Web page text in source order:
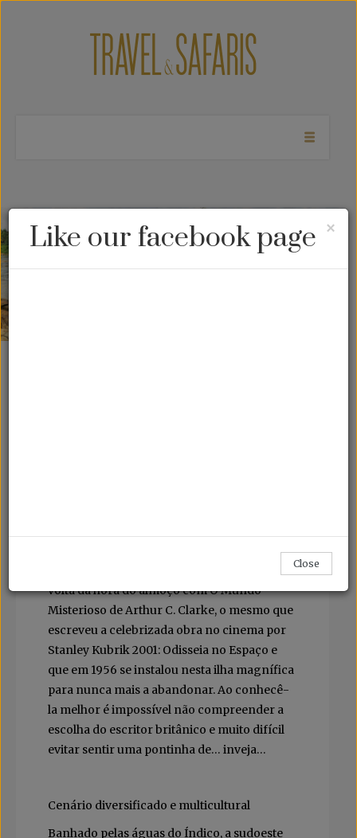
volta da hora do almoço com O Mundo
Misterioso de Arthur C. Clarke, o mesmo que
escreveu a celebrizada obra no cinema por
Stanley Kubrik 2001: Odisseia no Espaço e
que em 1956 se instalou nesta ilha magnífica
para nunca mais a abandonar. Ao conhecê-
la melhor é impossível não compreender a
escolha do escritor britânico e muito difícil
evitar sentir uma pontinha de… inveja…
Cenário diversificado e multicultural
Banhado pelas águas do Índico, a sudoeste
×
Like our facebook page
Close